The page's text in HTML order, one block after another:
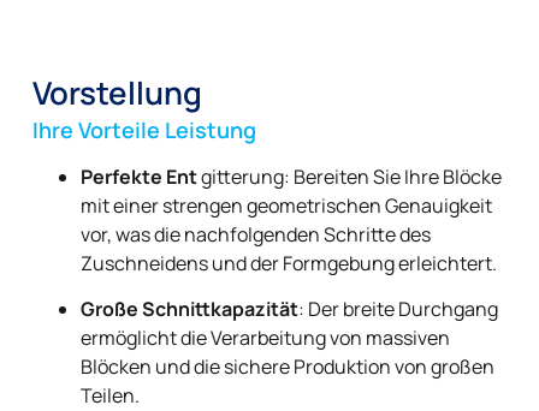
Vorstellung
Ihre Vorteile Leistung
Perfekte Entgitterung: Bereiten Sie Ihre Blöcke
mit einer strengen geometrischen Genauigkeit
vor, was die nachfolgenden Schritte des
Zuschneidens und der Formgebung erleichtert.
Große Schnittkapazität: Der breite Durchgang
ermöglicht die Verarbeitung von massiven
Blöcken und die sichere Produktion von großen
Teilen.